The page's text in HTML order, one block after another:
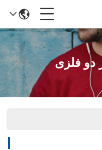
دو فلزی